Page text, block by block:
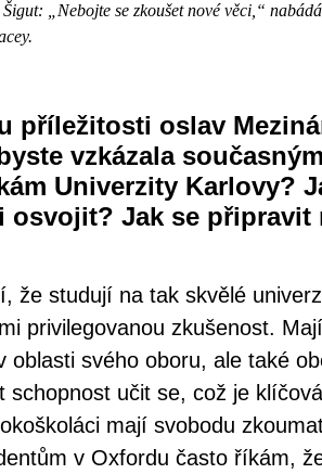
„Nebojte se zkoušet nové věci,“
příležitosti oslav
vzkázala současným
Univerzity Karlovy?
osvojit? Jak se připravit
že studují na tak skvělé
privilegovanou zkušenost.
oblasti svého oboru, ale také
schopnost učit se, což je
mají svobodu
v Oxfordu často říkám,